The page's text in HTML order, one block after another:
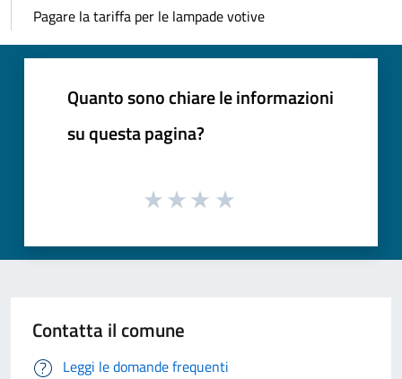
Pagare la tariffa per le lampade votive
Quanto sono chiare le informazioni
su questa pagina?
Contatta il comune
Leggi le domande frequenti